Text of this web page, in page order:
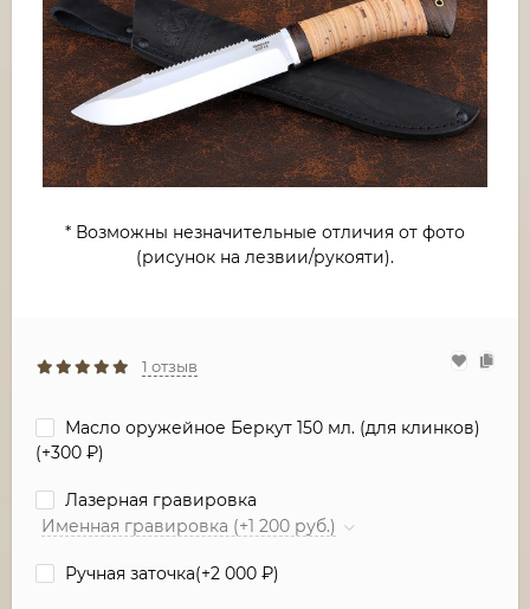
* Возможны незначительные отличия от фото
(рисунок на лезвии/рукояти).
1 отзыв
Масло оружейное Беркут 150 мл. (для клинков)
(+300 ₽)
Лазерная гравировка
Именная гравировка (+1 200 руб.)
Ручная заточка(+2 000 ₽)